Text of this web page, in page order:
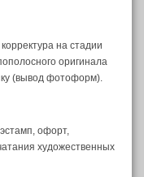
на стадии
оригинала
(вывод фотоформ).
офорт,
художественных